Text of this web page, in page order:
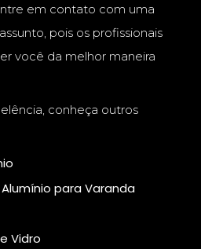
em contato com uma
pois os profissionais
você da melhor maneira
conheça outros
Alumínio para Varanda
Vidro